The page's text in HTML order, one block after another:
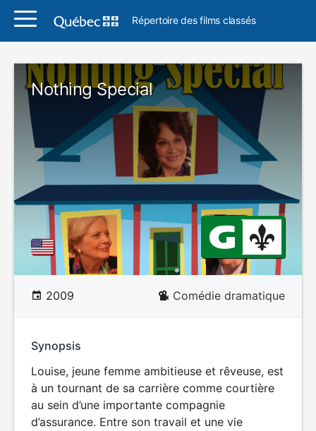
Répertoire des films classés
Nothing Special
2009 Comédie dramatique
Synopsis
Louise, jeune femme ambitieuse et rêveuse, est
à un tournant de sa carrière comme courtière
au sein d’une importante compagnie
d’assurance. Entre son travail et une vie